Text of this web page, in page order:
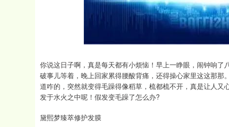
你说这日子啊，真是每天都有小烦恼！早上一睁眼，闹钟响
破事儿等着，晚上回家累得腰酸背痛，还得操心家里这这那
道咋的，突然就变得毛躁得像稻草，梳都梳不开，真是让人
发于水火之中呢！假发变毛躁了怎么办?
黛熙梦臻萃修护发膜
深证成指 14110.12 -34.08 -